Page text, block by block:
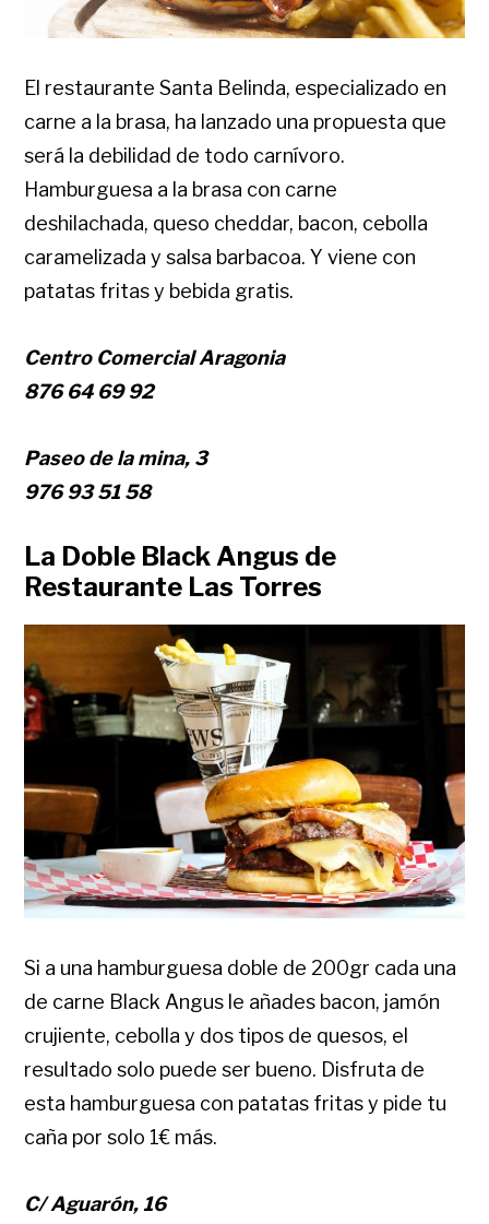
El restaurante Santa Belinda, especializado en
carne a la brasa, ha lanzado una propuesta que
será la debilidad de todo carnívoro.
Hamburguesa a la brasa con carne
deshilachada, queso cheddar, bacon, cebolla
caramelizada y salsa barbacoa. Y viene con
patatas fritas y bebida gratis.
Centro Comercial Aragonia
876 64 69 92
Paseo de la mina, 3
976 93 51 58
La Doble Black Angus de
Restaurante Las Torres
Si a una hamburguesa doble de 200gr cada una
de carne Black Angus le añades bacon, jamón
crujiente, cebolla y dos tipos de quesos, el
resultado solo puede ser bueno. Disfruta de
esta hamburguesa con patatas fritas y pide tu
caña por solo 1€ más.
C/ Aguarón, 16